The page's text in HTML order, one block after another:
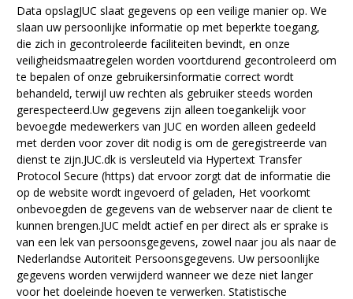
Data opslagJUC slaat gegevens op een veilige manier op. We
slaan uw persoonlijke informatie op met beperkte toegang,
die zich in gecontroleerde faciliteiten bevindt, en onze
veiligheidsmaatregelen worden voortdurend gecontroleerd om
te bepalen of onze gebruikersinformatie correct wordt
behandeld, terwijl uw rechten als gebruiker steeds worden
gerespecteerd.Uw gegevens zijn alleen toegankelijk voor
bevoegde medewerkers van JUC en worden alleen gedeeld
met derden voor zover dit nodig is om de geregistreerde van
dienst te zijn.JUC.dk is versleuteld via Hypertext Transfer
Protocol Secure (https) dat ervoor zorgt dat de informatie die
op de website wordt ingevoerd of geladen, Het voorkomt
onbevoegden de gegevens van de webserver naar de client te
kunnen brengen.JUC meldt actief en per direct als er sprake is
van een lek van persoonsgegevens, zowel naar jou als naar de
Nederlandse Autoriteit Persoonsgegevens. Uw persoonlijke
gegevens worden verwijderd wanneer we deze niet langer
voor het doeleinde hoeven te verwerken. Statistische